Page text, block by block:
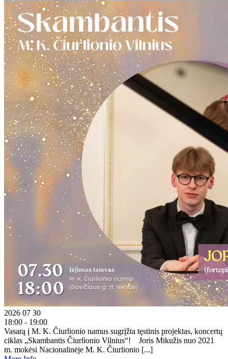
2026 07 30
18:00 - 19:00
Vasarą į M. K. Čiurlionio namus sugrįžta tęstinis projektas, koncertų
ciklas „Skambantis Čiurlionio Vilnius“! Joris Mikužis nuo 2021
m. mokėsi Nacionalinėje M. K. Čiurlionio [...]